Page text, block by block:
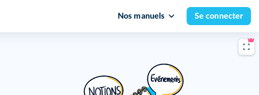
Nos manuels Se connecter